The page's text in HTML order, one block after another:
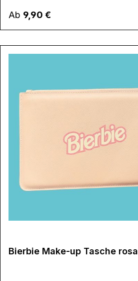
Regulärer Preis:
Ab 9,90 €
Bierbie Make-up Tasche rosa